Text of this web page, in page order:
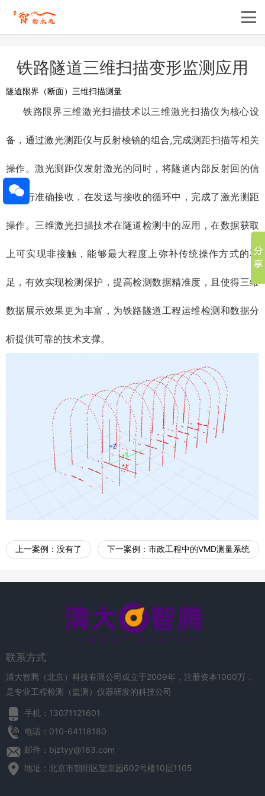
铁路隧道三维扫描变形监测应用
隧道限界（断面）三维扫描测量
铁路限界三维激光扫描技术以三维激光扫描仪为核心设
备，通过激光测距仪与反射棱镜的组合,完成测距扫描等相关
操作。激光测距仪发射激光的同时，将隧道内部反射回的信
号进行准确接收，在发送与接收的循环中，完成了激光测距
操作。三维激光扫描技术在隧道检测中的应用，在数据获取
上可实现非接触，能够最大程度上弥补传统操作方式的不
足，有效实现检测保护，提高检测数据精准度，且使得三维
数据展示效果更为丰富，为铁路隧道工程运维检测和数据分
析提供可靠的技术支撑。
上一案例： 没有了 下一案例： 市政工程中的VMD测量系统
联系方式
清大智腾（北京）科技有限公司成立于2009年，注册资本1000万，
是专业工程检测（监测）仪器研发的科技公司
手机：13071121601
电话：010-64118180
邮件：bjztyy@163.com
地址：北京市朝阳区望京园602号楼10层1105